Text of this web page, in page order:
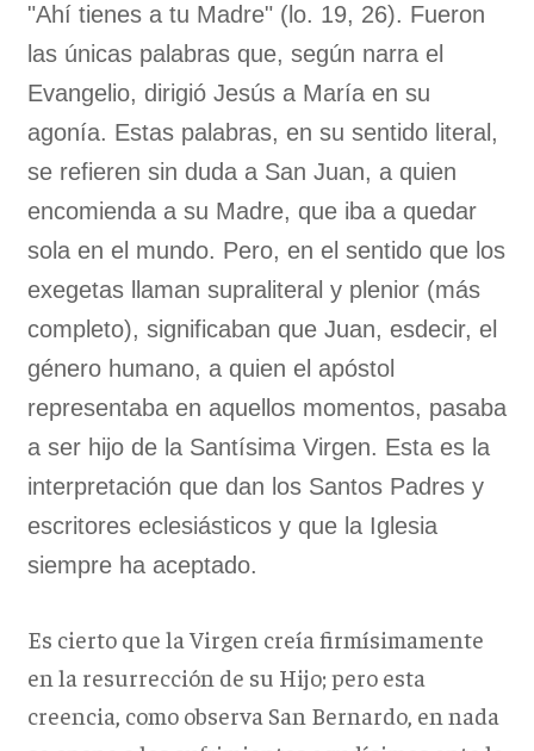
"Ahí tienes a tu Madre" (lo. 19, 26). Fueron
las únicas palabras que, según narra el
Evangelio, dirigió Jesús a María en su
agonía. Estas palabras, en su sentido literal,
se refieren sin duda a San Juan, a quien
encomienda a su Madre, que iba a quedar
sola en el mundo. Pero, en el sentido que los
exegetas llaman supraliteral y plenior (más
completo), significaban que Juan, esdecir, el
género humano, a quien el apóstol
representaba en aquellos momentos, pasaba
a ser hijo de la Santísima Virgen. Esta es la
interpretación que dan los Santos Padres y
escritores eclesiásticos y que la Iglesia
siempre ha aceptado.
Es cierto que la Virgen creía firmísimamente
en la resurrección de su Hijo; pero esta
creencia, como observa San Bernardo, en nada